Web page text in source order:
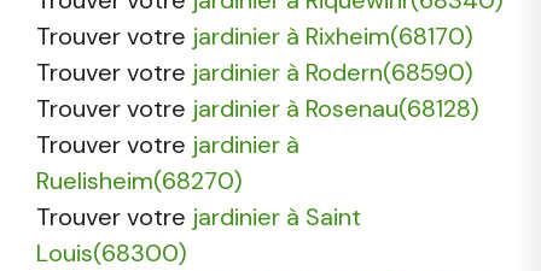
Trouver votre jardinier à Rixheim(68170)
Trouver votre jardinier à Rodern(68590)
Trouver votre jardinier à Rosenau(68128)
Trouver votre jardinier à
Ruelisheim(68270)
Trouver votre jardinier à Saint
Louis(68300)